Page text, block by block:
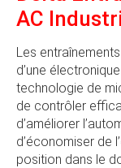
propres et
meilleur », se
principaux
changement
fournisseur de
des
puissance et
d’activité de
puissance,
AC
Les
d’une
technologie de
de contrôler
d’améliorer
d’économiser de
position dans le